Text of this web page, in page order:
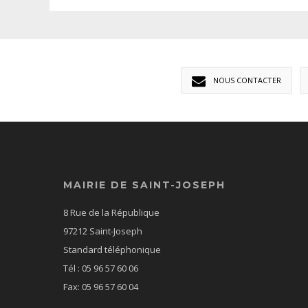
NOUS CONTACTER
MAIRIE DE SAINT-JOSEPH
8 Rue de la République
97212 Saint-Joseph
Standard téléphonique
Tél : 05 96 57 60 06
Fax: 05 96 57 60 04